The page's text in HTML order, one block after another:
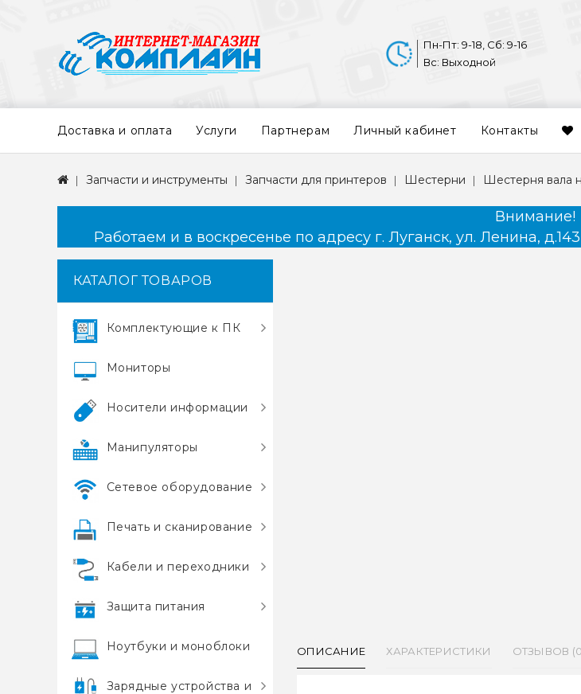
Пн-Пт: 9-18, Сб: 9-16
Вс: Выходной
Доставка и оплата Услуги Партнерам Личный кабинет Контакты
Запчасти и инструменты Запчасти для принтеров Шестерни Шестерня вала
Внимание!
Работаем и в воскресенье по адресу г. Луганск, ул. Ленина,
КАТАЛОГ ТОВАРОВ
Комплектующие к ПК
Мониторы
Носители информации
Манипуляторы
Сетевое оборудование
Печать и сканирование
Кабели и переходники
Защита питания
Ноутбуки и моноблоки
Зарядные устройства и
ОПИСАНИЕ ХАРАКТЕРИСТИКИ ОТЗЫВОВ